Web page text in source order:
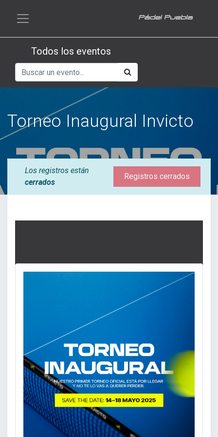
Todos los eventos
Torneo Inaugural Invicto
Los registros están
cerrados
Registros cerrados